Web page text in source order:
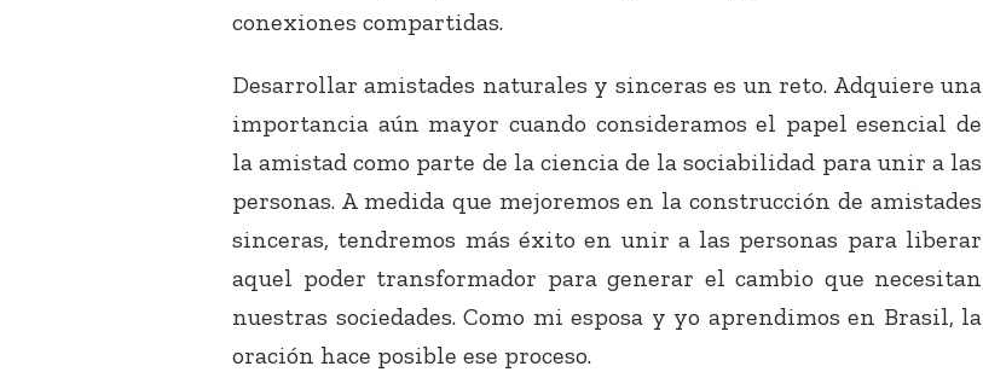
conexiones compartidas.
Desarrollar amistades naturales y sinceras es un reto. Adquiere una
importancia aún mayor cuando consideramos el papel esencial de
la amistad como parte de la ciencia de la sociabilidad para unir a las
personas. A medida que mejoremos en la construcción de amistades
sinceras, tendremos más éxito en unir a las personas para liberar
aquel poder transformador para generar el cambio que necesitan
nuestras sociedades. Como mi esposa y yo aprendimos en Brasil, la
oración hace posible ese proceso.